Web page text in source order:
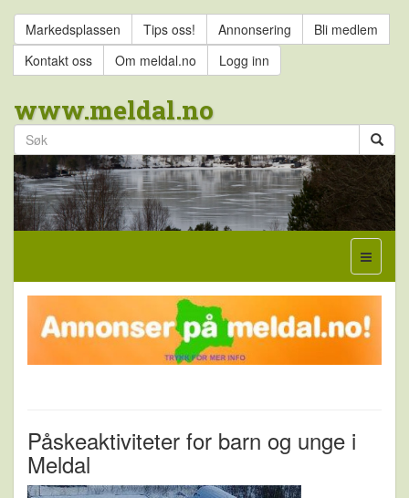
Markedsplassen Tips oss! Annonsering
Bli medlem
Kontakt oss
Om meldal.no Logg inn
www.meldal.no
Påskeaktiviteter for barn og unge i
Meldal